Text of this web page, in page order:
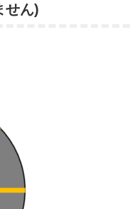
せん)